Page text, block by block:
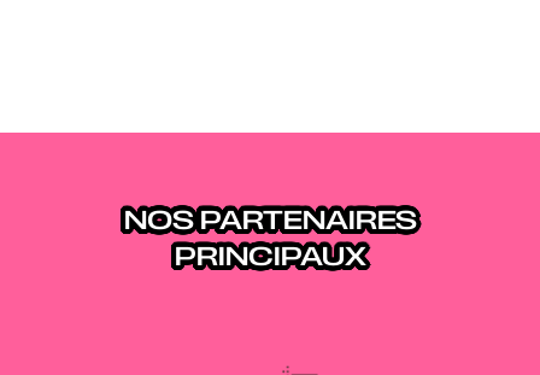
NOS PARTENAIRES
PRINCIPAUX